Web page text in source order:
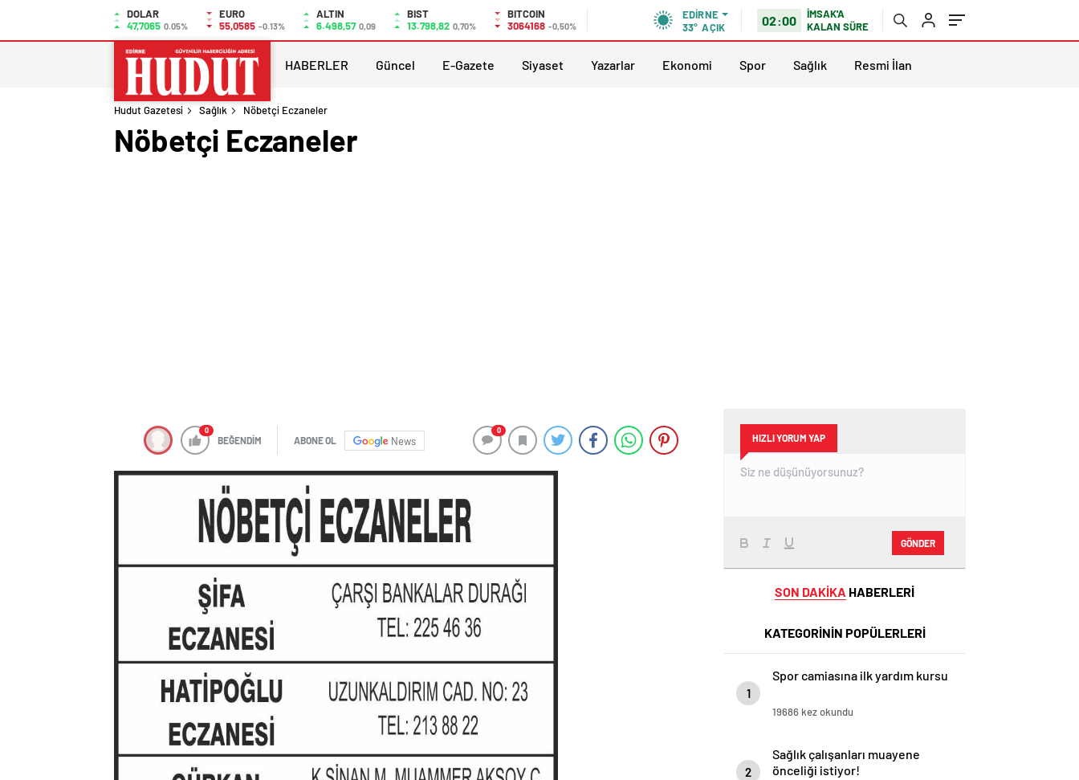
DOLAR
47,7065 0.05%
EURO
55,0585 -0.13%
ALTIN
6.498,57 0,09
BIST
13.798,82 0,70%
BITCOIN
3064168 -0,50%
EDIRNE
33° AÇIK 02:00
İMSAK'A
KALAN SÜRE
HABERLER Güncel E-Gazete Siyaset Yazarlar Ekonomi Spor Sağlık Resmi İlan
Hudut Gazetesi Sağlık Nöbetçi Eczaneler
Nöbetçi Eczaneler
0
BEĞENDİM ABONE OL News
0
HIZLI YORUM YAP
GÖNDER
SON DAKİKA HABERLERİ
KATEGORİNİN POPÜLERLERİ
1
Spor camiasına ilk yardım kursu
19686 kez okundu
2
Sağlık çalışanları muayene
önceliği istiyor!